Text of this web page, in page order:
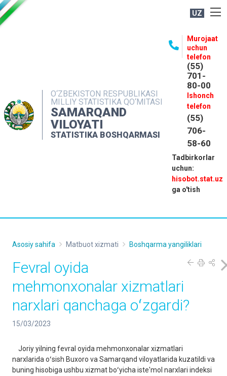
UZ
O‘ZBEKISTON RESPUBLIKASI
MILLIY STATISTIKA QO‘MITASI
SAMARQAND
VILOYATI
STATISTIKA BOSHQARMASI
Murojaat
uchun
telefon
(55)
701-
80-00
Ishonch
telefon
(55)
706-
58-60
Tadbirkorlar
uchun:
hisobot.stat.uz
ga o'tish
MATBUOT XIZMATI
MUROJAATLAR
KONTAKTLAR
Asosiy sahifa Matbuot xizmati Boshqarma yangiliklari
Fevral oyida
mehmonxonalar xizmatlari
narxlari qanchaga oʻzgardi?
15/03/2023
Joriy yilning fevral oyida mehmonxonalar xizmatlari
narxlarida oʻsish Buxoro va Samarqand viloyatlarida kuzatildi va
buning hisobiga ushbu xizmat boʻyicha iste'mol narxlari indeksi